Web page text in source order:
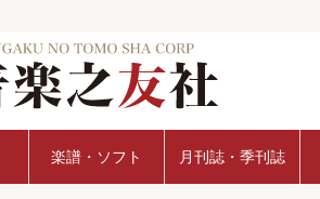
楽譜・ソフト 月刊誌・季刊誌